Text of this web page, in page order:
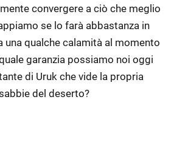
convergere a ciò che meglio
se lo farà abbastanza in
qualche calamità al momento
garanzia possiamo noi oggi
di Uruk che vide la propria
del deserto?